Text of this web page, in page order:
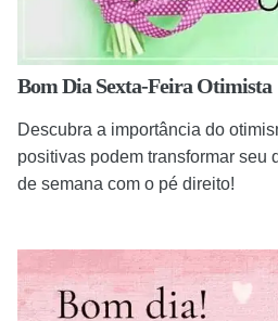
Bom Dia Sexta-Feira Otimista
Descubra a importância do
positivas podem transformar seu
de semana com o pé direito!